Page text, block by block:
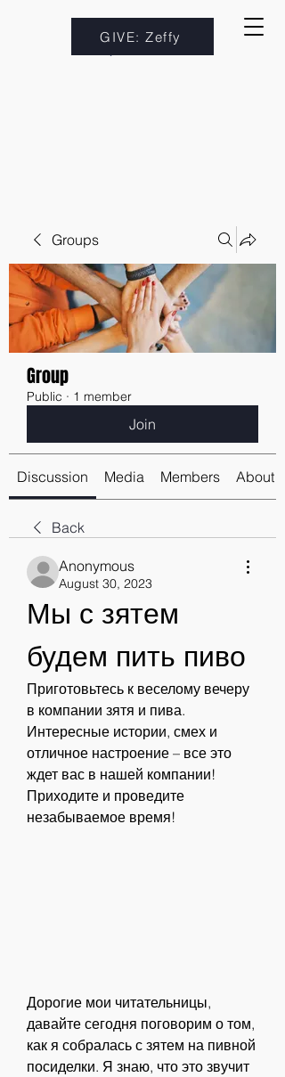
GIVE: Zeffy
Groups
Group
Public · 1 member
Join
Discussion Media Members About
Back
Anonymous
August 30, 2023
Мы с зятем
будем пить пиво
Приготовьтесь к веселому вечеру
в компании зятя и пива.
Интересные истории, смех и
отличное настроение – все это
ждет вас в нашей компании!
Приходите и проведите
незабываемое время!
Дорогие мои читательницы,
давайте сегодня поговорим о том,
как я собралась с зятем на пивной
посиделки. Я знаю, что это звучит